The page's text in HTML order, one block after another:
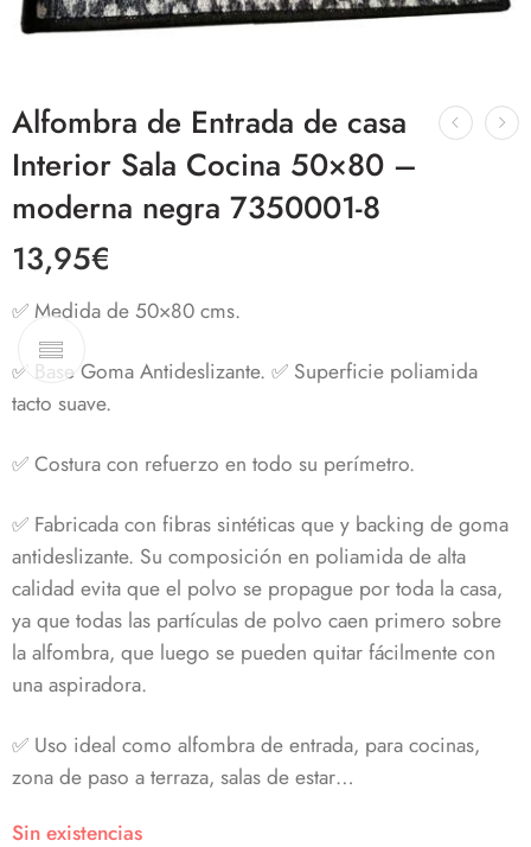
Alfombra de Entrada de casa
Interior Sala Cocina 50×80 –
moderna negra 7350001-8
13,95€
✅ Medida de 50×80 cms.
✅ Base Goma Antideslizante. ✅ Superficie poliamida
tacto suave.
✅Costura con refuerzo en todo su perímetro.
✅ Fabricada con fibras sintéticas que y backing de goma
antideslizante. Su composición en poliamida de alta
calidad evita que el polvo se propague por toda la casa,
ya que todas las partículas de polvo caen primero sobre
la alfombra, que luego se pueden quitar fácilmente con
una aspiradora.
✅ Uso ideal como alfombra de entrada, para cocinas,
zona de paso a terraza, salas de estar…
Sin existencias